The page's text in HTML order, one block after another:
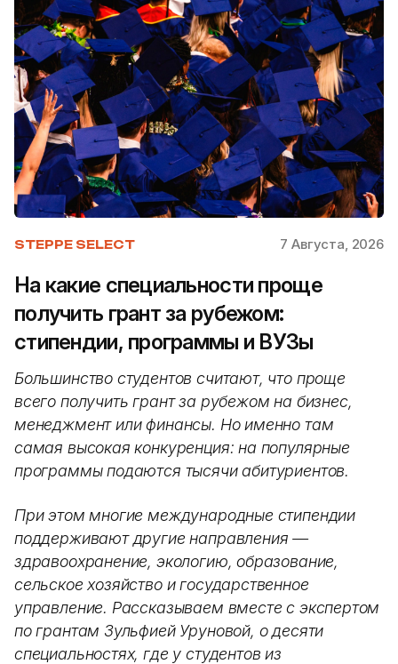
STEPPE SELECT 7 Августа, 2026
На какие специальности проще
получить грант за рубежом:
стипендии, программы и ВУЗы
Большинство студентов считают, что проще
всего получить грант за рубежом на бизнес,
менеджмент или финансы. Но именно там
самая высокая конкуренция: на популярные
программы подаются тысячи абитуриентов.
При этом многие международные стипендии
поддерживают другие направления —
здравоохранение, экологию, образование,
сельское хозяйство и государственное
управление. Рассказываем вместе с экспертом
по грантам Зульфией Уруновой, о десяти
специальностях, где у студентов из